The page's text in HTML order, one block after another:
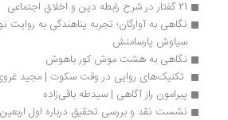
سیاوش پارسامنش
نگاهی به هشت موش کور باهوش
تکنیک‌های روایی در وقت سکوت | مجید غروی
پیرامون راز آگاهی | سیدطه باقی‌زاده